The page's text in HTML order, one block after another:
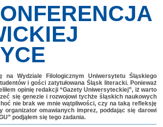
Wydziale Filologicznym Uniwersytetu Śląskiego
i gości zatytułowana Śląsk literacki. Ponieważ
opinię redakcji “Gazety Uniwersyteckiej”, iż warto
się genezie i rozwojowi tychże śląskich naukowych
nie brak we mnie wątpliwości, czy na taką refleksję
organizator omawianych imprez, poddając się darowi
podjąłem się tego zadania.